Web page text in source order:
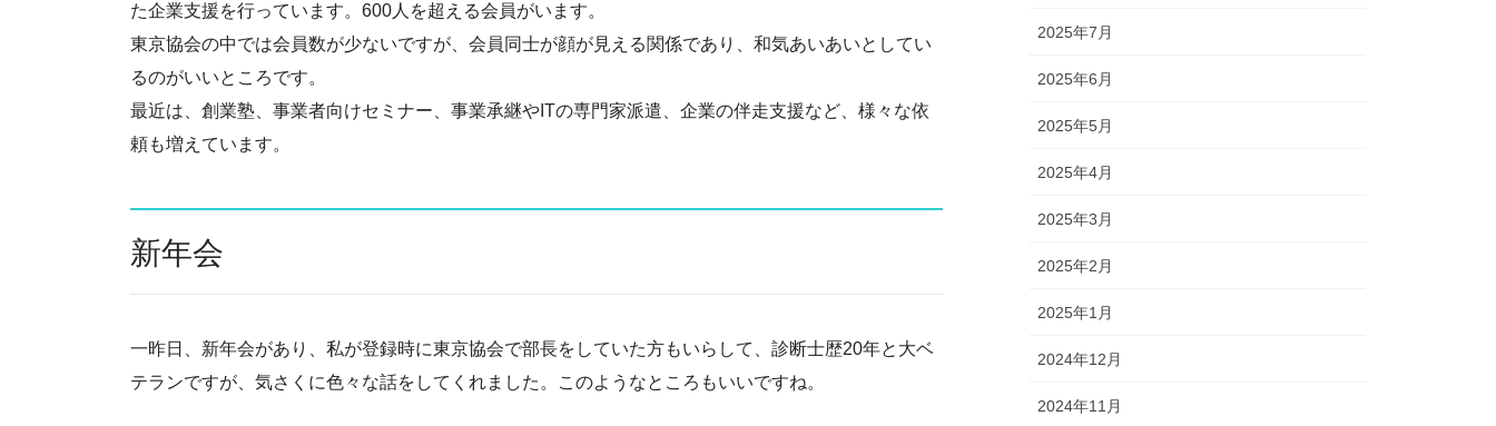
た企業支援を行っています。600人を超える会員がいます。
東京協会の中では会員数が少ないですが、会員同士が顔が見える関係であり、和気あいあいとしてい
るのがいいところです。
最近は、創業塾、事業者向けセミナー、事業承継やITの専門家派遣、企業の伴走支援など、様々な依
頼も増えています。
新年会
一昨日、新年会があり、私が登録時に東京協会で部長をしていた方もいらして、診断士歴20年と大ベ
テランですが、気さくに色々な話をしてくれました。このようなところもいいですね。
2025年7月
2025年6月
2025年5月
2025年4月
2025年3月
2025年2月
2025年1月
2024年12月
2024年11月